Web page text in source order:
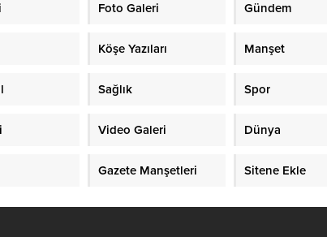
Foto Galeri Gündem
Köşe Yazıları Manşet
Sağlık Spor
Video Galeri Dünya
Gazete Manşetleri Sitene Ekle